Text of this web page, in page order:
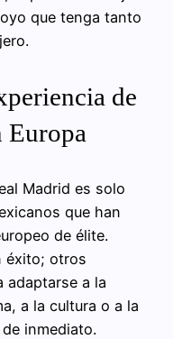
que tenga tanto
de
Europa
Madrid es solo
que han
de élite.
éxito; otros
adaptarse a la
a la cultura o a la
inmediato.